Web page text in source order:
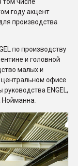
году акцент
производства
по производству
и головной
малых и
офисе
ENGEL,
Нойманна.